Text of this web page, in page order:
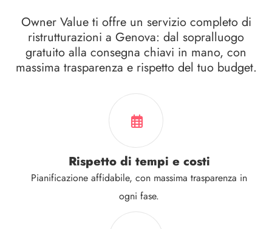
Owner Value ti offre un servizio completo di
ristrutturazioni a Genova: dal sopralluogo
gratuito alla consegna chiavi in mano, con
massima trasparenza e rispetto del tuo budget.
Rispetto di tempi e costi
Pianificazione affidabile, con massima trasparenza in
ogni fase.